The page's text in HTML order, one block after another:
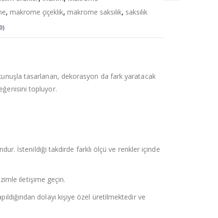
, makrome çiçeklik, makrome saksılık, saksılık
tasarlanan, dekorasyon da fark yaratacak
topluyor.
İstenildiği takdirde farklı ölçü ve renkler içinde
iletişime geçin.
dolayı kişiye özel üretilmektedir ve